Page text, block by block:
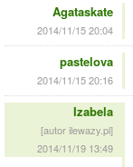
Agataskate
2014/11/15 20:04
pastelova
2014/11/15 20:16
Izabela
[autor ilewazy.pl]
2014/11/19 13:49